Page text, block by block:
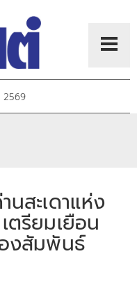
2569
นสะเดาแห่ง
ตรียมเยือน
องสัมพันธ์